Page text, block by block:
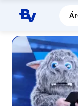
Pular para o